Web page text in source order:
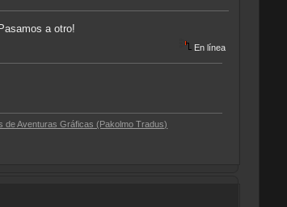
a otro!
En línea
Gráficas (Pakolmo Tradus)